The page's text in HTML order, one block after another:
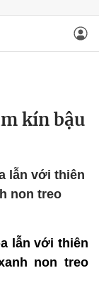
kín bậu
lẫn với thiên
non treo
lẫn với thiên
non treo